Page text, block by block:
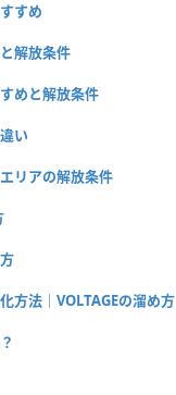
すめ
解放条件
めと解放条件
い
リアの解放条件
方法｜VOLTAGEの溜め方